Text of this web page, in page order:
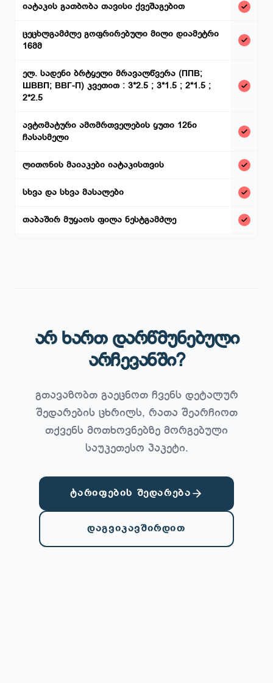
იატაკის გათბობა თავისი ქვეშაგებით
ცეცხლგამძლე გოფრირებული მილი დიამეტრი
16მმ
ელ. სადენი ბრტყელი მრავალწვერა (ППВ;
ШВВП; ВВГ-П) კვეთით : 3*2.5 ; 3*1.5 ; 2*1.5 ;
2*2.5
ავტომატური ამომრთველების ყუთი 12ნი
ჩასასმელი
ლითონის მაიაკები იატაკისთვის
სხვა და სხვა მასალები
თაბაშირ მუყაოს ფილა ნესტგამძლე
არ ხართ დარწმუნებული
არჩევანში?
გთავაზობთ გაეცნოთ ჩვენს დეტალურ
შედარების ცხრილს, რათა შეარჩიოთ
თქვენს მოთხოვნებზე მორგებული
საუკეთესო პაკეტი.
ტარიფების შედარება
დაგვიკავშირდით